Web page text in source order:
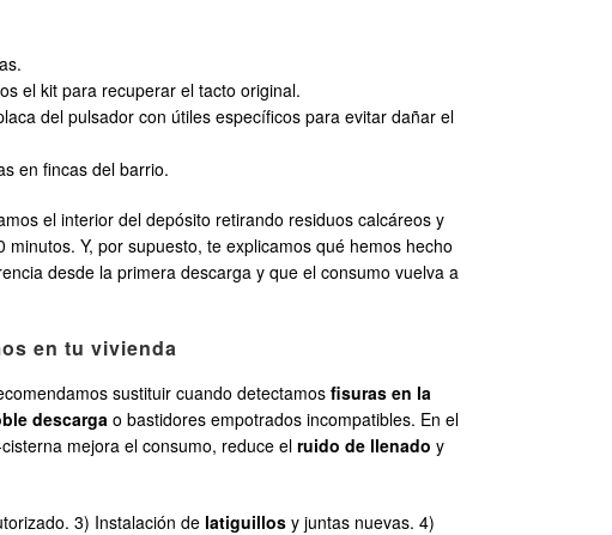
el kit para recuperar el tacto original.
del pulsador con útiles específicos para evitar dañar el
en fincas del barrio.
el interior del depósito retirando residuos calcáreos y
Y, por supuesto, te explicamos qué hemos hecho
desde la primera descarga y que el consumo vuelva a
en tu vivienda
sustituir cuando detectamos fisuras en la
descarga o bastidores empotrados incompatibles. En el
mejora el consumo, reduce el ruido de llenado y
3) Instalación de latiguillos y juntas nuevas. 4)